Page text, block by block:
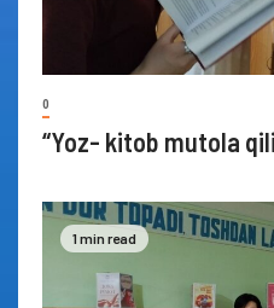
0
“Yoz- kitob mutola
1 min read